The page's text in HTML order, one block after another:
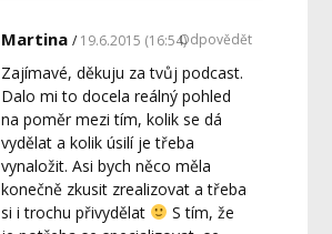
Martina 19.6.2015 (16:54)
Zajímavé, děkuju za tvůj podcast.
Dalo mi to docela reálný pohled
na poměr mezi tím, kolik se dá
vydělat a kolik úsilí je třeba
vynaložit. Asi bych něco měla
konečně zkusit zrealizovat a třeba
si i trochu přivydělat
S tím, že
Odpovědět